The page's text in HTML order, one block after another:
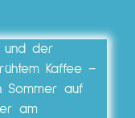
und der
Kaffee –
Sommer auf
am